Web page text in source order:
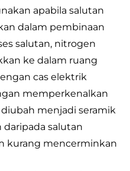
apabila salutan
dalam pembinaan
salutan, nitrogen
ke dalam ruang
cas elektrik
memperkenalkan
diubah menjadi seramik
salutan
kurang mencerminkan